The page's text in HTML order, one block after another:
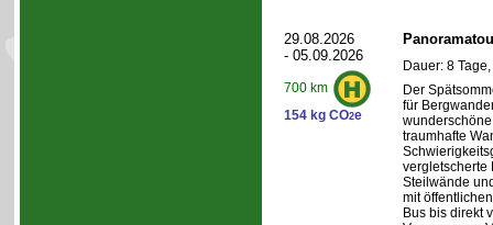
29.08.2026
- 05.09.2026
700 km
154 kg CO2e
Dauer: 8
Der
für
traumhafte
vergletscherte
Steilwände
mit
Bus bis direkt